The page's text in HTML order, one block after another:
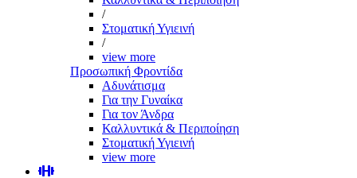
/
Στοματική Υγιεινή
/
view more
Προσωπική Φροντίδα
Αδυνάτισμα
Για την Γυναίκα
Για τον Άνδρα
Καλλυντικά & Περιποίηση
Στοματική Υγιεινή
view more